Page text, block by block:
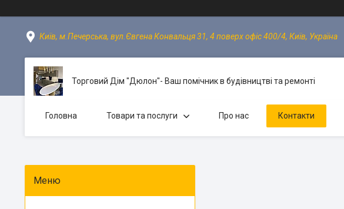
Київ, м.Печерська, вул.Євгена Конвальця 31, 4 поверх офіс 400/4, Київ, Україна
Торговий Дім "Дюлон"- Ваш помічник в будівництві та ремонті
Головна Товари та послуги Про нас Контакти